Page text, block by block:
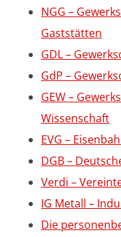
NGG –
Gaststätten
GDL –
GdP –
GEW –
Wissenschaft
EVG –
DGB –
Verdi –
IG Metall –
Die